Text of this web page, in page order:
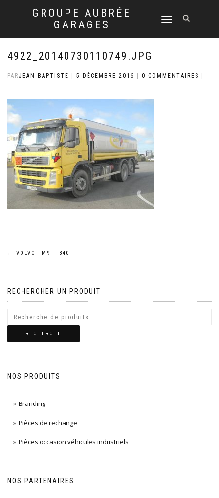
GROUPE AUBRÉE
GARAGES
DÉPLIER
NAVIGATION
4922_20140730110749.JPG
PARJEAN-BAPTISTE 5 DÉCEMBRE 2016 0 COMMENTAIRES
Navigation
l’article
← VOLVO FM9 – 340
RECHERCHER UN PRODUIT
RECHERCHE
NOS PRODUITS
Branding
Pièces de rechange
Pièces occasion véhicules industriels
NOS PARTENAIRES